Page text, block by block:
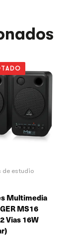
de estudio
Multimedia
MS16
Vias 16W